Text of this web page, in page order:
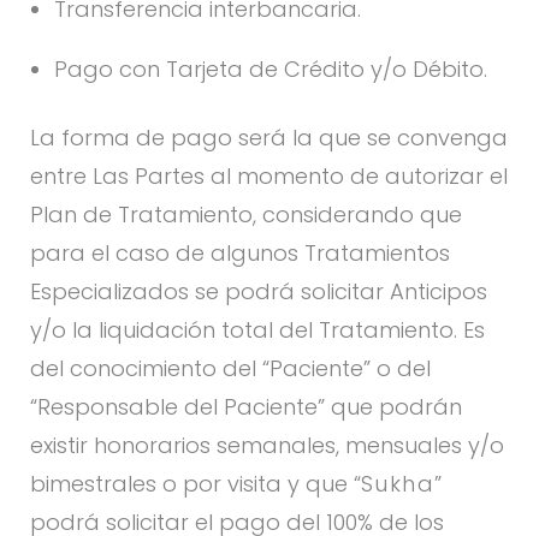
Transferencia interbancaria.
Pago con Tarjeta de Crédito y/o Débito.
La forma de pago será la que se convenga
entre Las Partes al momento de autorizar el
Plan de Tratamiento, considerando que
para el caso de algunos Tratamientos
Especializados se podrá solicitar Anticipos
y/o la liquidación total del Tratamiento. Es
del conocimiento del “Paciente” o del
“Responsable del Paciente” que podrán
existir honorarios semanales, mensuales y/o
bimestrales o por visita y que “Sukha”
podrá solicitar el pago del 100% de los